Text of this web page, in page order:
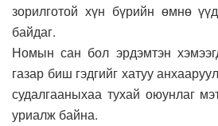
зорилготой хүн бүрийн өмнө
байдаг.
Номын сан бол эрдэмтэн
газар биш гэдгийг хатуу
судалгааныхаа тухай оюунлаг
уриалж байна.